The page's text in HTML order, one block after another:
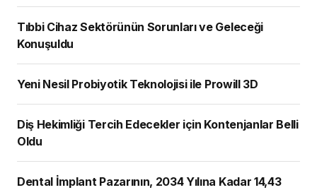
Tıbbi Cihaz Sektörünün Sorunları ve Geleceği
Konuşuldu
Yeni Nesil Probiyotik Teknolojisi ile Prowill 3D
Diş Hekimliği Tercih Edecekler için Kontenjanlar Belli
Oldu
Dental İmplant Pazarının, 2034 Yılına Kadar 14,43